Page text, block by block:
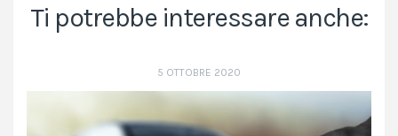
Ti potrebbe interessare anche:
5 OTTOBRE 2020